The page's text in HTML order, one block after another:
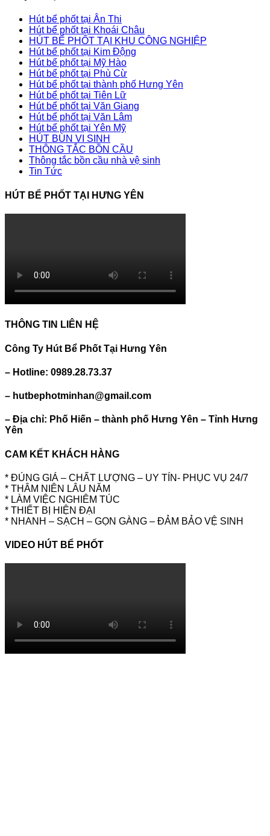
Hút bể phốt tại Ân Thi
Hút bể phốt tại Khoái Châu
HÚT BỂ PHỐT TẠI KHU CÔNG NGHIỆP
Hút bể phốt tại Kim Động
Hút bể phốt tại Mỹ Hào
Hút bể phốt tại Phù Cừ
Hút bể phốt tại thành phố Hưng Yên
Hút bể phốt tại Tiên Lữ
Hút bể phốt tại Văn Giang
Hút bể phốt tại Văn Lâm
Hút bể phốt tại Yên Mỹ
HÚT BÙN VI SINH
THÔNG TẮC BỒN CẦU
Thông tắc bồn cầu nhà vệ sinh
Tin Tức
HÚT BỂ PHỐT TẠI HƯNG YÊN
THÔNG TIN LIÊN HỆ
Công Ty Hút Bể Phốt Tại Hưng Yên
– Hotline: 0989.28.73.37
– hutbephotminhan@gmail.com
– Địa chỉ: Phố Hiến – thành phố Hưng Yên – Tỉnh Hưng
Yên
CAM KẾT KHÁCH HÀNG
* ĐÚNG GIÁ – CHẤT LƯỢNG – UY TÍN- PHỤC VỤ 24/7
* THÂM NIÊN LÂU NĂM
* LÀM VIỆC NGHIÊM TÚC
* THIẾT BỊ HIỆN ĐẠI
* NHANH – SẠCH – GỌN GÀNG – ĐẢM BẢO VỆ SINH
VIDEO HÚT BỂ PHỐT